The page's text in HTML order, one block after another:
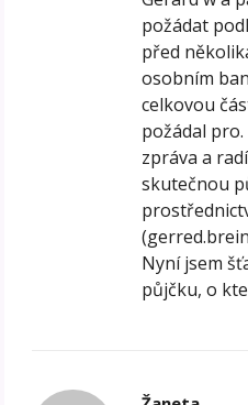
požádat
před
osobním
celkovou
požádal
zpráva a
skutečnou
Nyní jsem
půjčku, o